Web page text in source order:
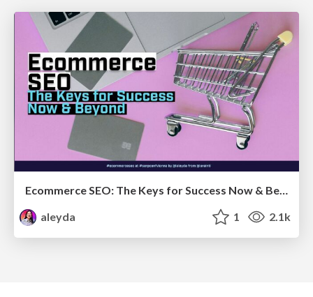
Ecommerce SEO: The Keys for Success Now & Beyond - #SERPConf2024
aleyda
1 2.1k